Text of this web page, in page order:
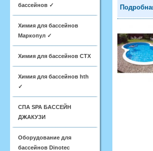
бассейнов ✓
Химия для бассейнов
Маркопул ✓
Химия для бассейнов CTX
Химия для бассейнов hth
✓
СПА SPA БАССЕЙН
ДЖАКУЗИ
Оборудование для
бассейнов Dinotec